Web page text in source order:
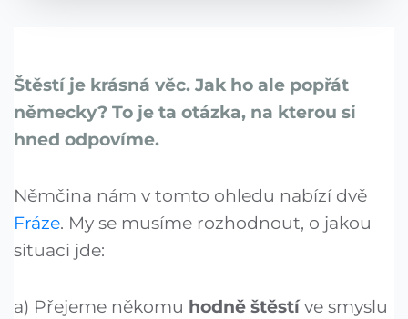
Štěstí je krásná věc. Jak ho ale popřát
německy? To je ta otázka, na kterou si
hned odpovíme.
Němčina nám v tomto ohledu nabízí dvě
Fráze. My se musíme rozhodnout, o jakou
situaci jde:
a) Přejeme někomu hodně štěstíve smyslu